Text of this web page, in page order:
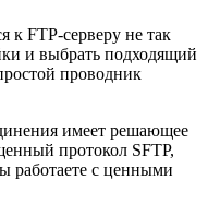
к FTP-серверу не так
и выбрать подходящий
проводник
имеет решающее
протокол SFTP,
работаете с ценными